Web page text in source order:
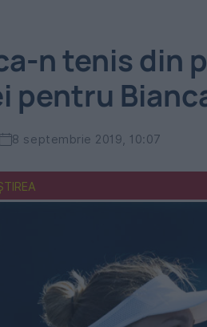
n tenis din
pentru
8 septembrie 2019, 10:07